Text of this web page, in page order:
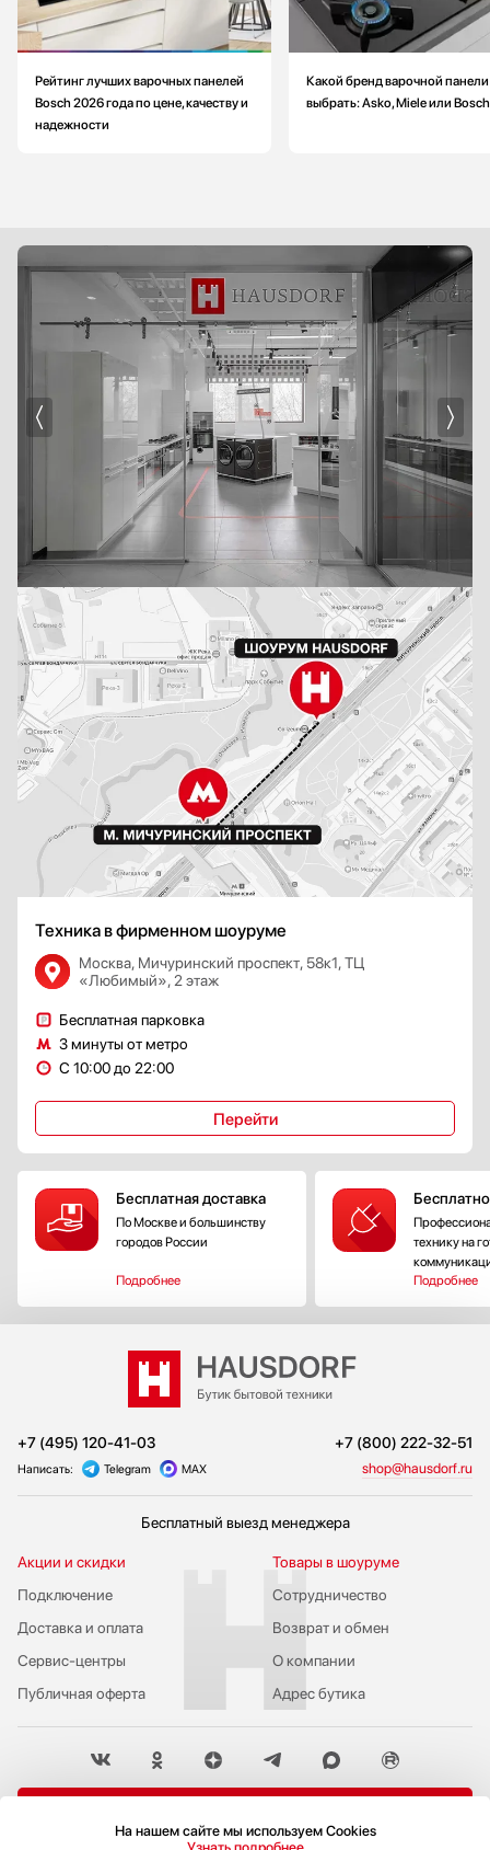
Рейтинг лучших варочных панелей
Bosch 2026 года по цене, качеству и
надежности
Какой бренд варочной панели
выбрать: Asko, Miele или Bosch
Техника в фирменном шоуруме
Москва, Мичуринский проспект, 58к1, ТЦ
«Любимый», 2 этаж
Бесплатная парковка
3 минуты от метро
С 10:00 до 22:00
Перейти
Бесплатная доставка
По Москве и большинству
городов России
Подробнее
технику на
Подробнее
+7 (495) 120-41-03 +7 (800) 222-32-51
Написать: Telegram MAX shop@hausdorf.ru
Бесплатный выезд менеджера
Акции и скидки
Подключение
Публичная оферта
Сервис-центры
Доставка и оплата
Сотрудничество
Возврат и обмен
Товары в шоуруме
О компании
Адрес бутика
Политика конфиденциальности
На нашем сайте мы используем Cookies